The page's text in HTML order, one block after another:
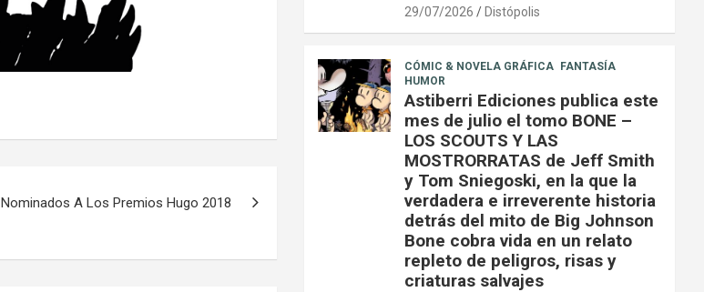
Nominados A Los Premios Hugo 2018
29/07/2026 Distópolis
CÓMIC & NOVELA GRÁFICA
FANTASÍA
HUMOR
Astiberri Ediciones publica este
mes de julio el tomo BONE –
LOS SCOUTS Y LAS
MOSTRORRATAS de Jeff Smith
y Tom Sniegoski, en la que la
verdadera e irreverente historia
detrás del mito de Big Johnson
Bone cobra vida en un relato
repleto de peligros, risas y
criaturas salvajes